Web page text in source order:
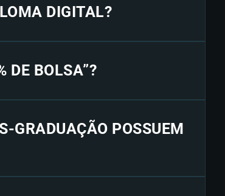
DIGITAL?
DE BOLSA”?
GRADUAÇÃO POSSUEM